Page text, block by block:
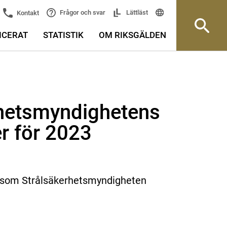
Kontakt Frågor och svar Lättläst
STATISTIK OM RIKSGÄLDEN
för 2023
Strålsäkerhetsmyndigheten